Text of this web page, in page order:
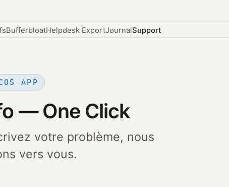
BufferbloatHelpdesk ExportJournalSupport
APP
— One Click
votre problème, nous
vers vous.